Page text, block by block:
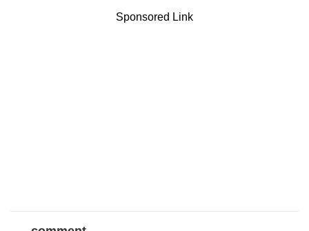
Sponsored Link